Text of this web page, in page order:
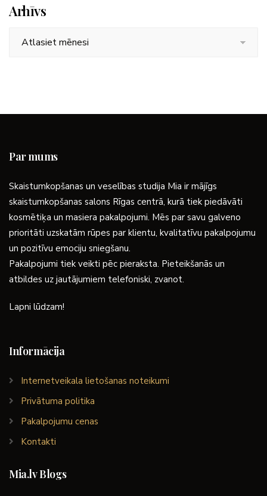
Arhīvs
Par mums
Skaistumkopšanas un veselības studija Mia ir mājīgs
skaistumkopšanas salons Rīgas centrā, kurā tiek piedāvāti
kosmētiķa un masiera pakalpojumi. Mēs par savu galveno
prioritāti uzskatām rūpes par klientu, kvalitatīvu pakalpojumu
un pozitīvu emociju sniegšanu.
Pakalpojumi tiek veikti pēc pieraksta. Pieteikšanās un
atbildes uz jautājumiem telefoniski, zvanot.
Lapni lūdzam!
Informācija
Internetveikala lietošanas noteikumi
Privātuma politika
Pakalpojumu cenas
Kontakti
Mia.lv Blogs